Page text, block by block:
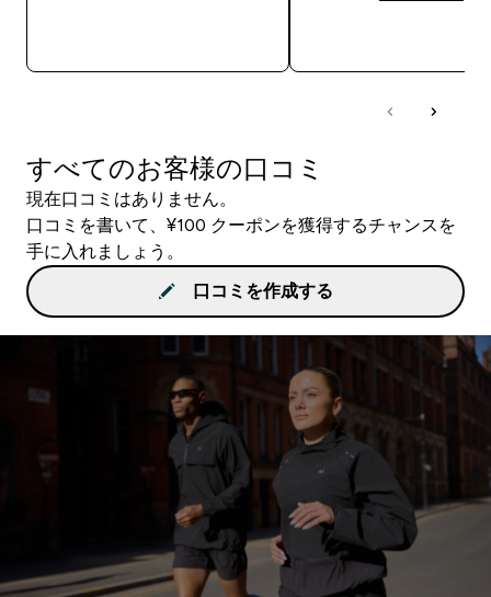
すべてのお客様の口コミ
現在口コミはありません。
口コミを書いて、¥100 クーポンを獲得するチャンスを
手に入れましょう。
口コミを作成する